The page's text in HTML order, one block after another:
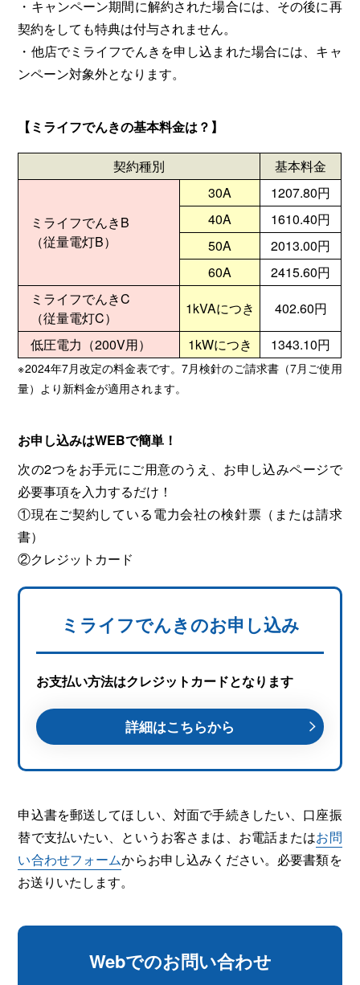
・キャンペーン期間に解約された場合には、その後に再
契約をしても特典は付与されません。
・他店でミライフでんきを申し込まれた場合には、キャ
ンペーン対象外となります。
【ミライフでんきの基本料金は？】
契約種別 基本料金
ミライフでんきB
（従量電灯B）
30A
1207.80円
40A
1610.40円
50A
2013.00円
60A
2415.60円
ミライフでんきC
（従量電灯C）
1kVAにつき
402.60円
低圧電力（200V用）
1kWにつき 1343.10円
※2024年7月改定の料金表です。7月検針のご請求書（7月ご使用
量）より新料金が適用されます。
お申し込みはWEBで簡単！
次の2つをお手元にご用意のうえ、お申し込みページで
必要事項を入力するだけ！
①現在ご契約している電力会社の検針票（または請求
書）
②クレジットカード
ミライフでんきのお申し込み
お支払い方法はクレジットカードとなります
詳細はこちらから
申込書を郵送してほしい、対面で手続きしたい、口座振
替で支払いたい、というお客さまは、お電話またはお問
い合わせフォームからお申し込みください。必要書類を
お送りいたします。
Webでのお問い合わせ